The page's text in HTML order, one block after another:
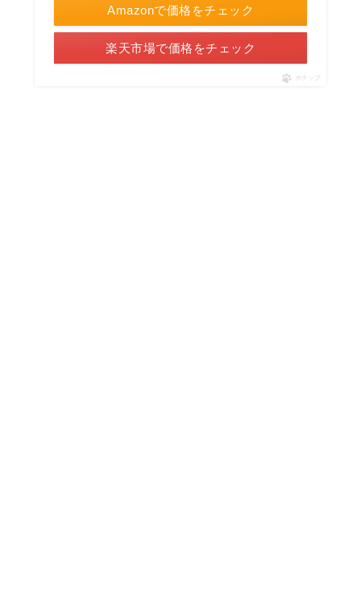
Amazonで価格をチェック
楽天市場で価格をチェック
ポチップ